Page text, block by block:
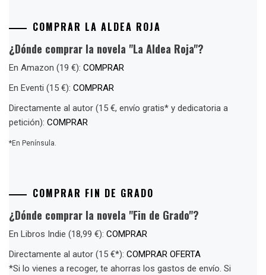
COMPRAR LA ALDEA ROJA
¿Dónde comprar la novela "La Aldea Roja"?
En Amazon (19 €): COMPRAR
En Eventi (15 €): COMPRAR
Directamente al autor (15 €, envío gratis* y dedicatoria a
petición): COMPRAR
*En Península.
COMPRAR FIN DE GRADO
¿Dónde comprar la novela "Fin de Grado"?
En Libros Indie (18,99 €): COMPRAR
Directamente al autor (15 €*): COMPRAR OFERTA
*Si lo vienes a recoger, te ahorras los gastos de envío. Si